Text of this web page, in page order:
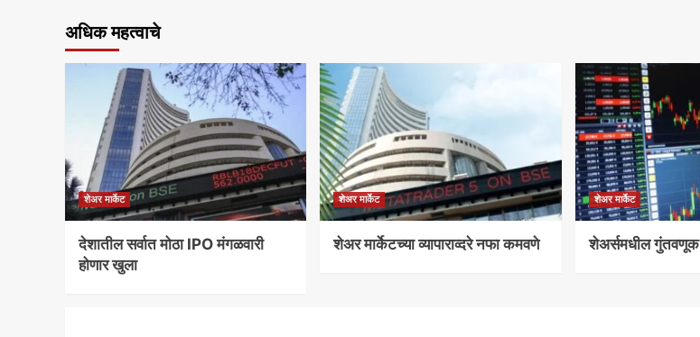
अधिक महत्वाचे
शेअर मार्केट
देशातील सर्वात मोठा IPO मंगळवारी
होणार खुला
शेअर मार्केट
शेअर मार्केटच्या व्यापाराव्दरे नफा कमवणे
शेअर मार्केट
शेअर्समधील गुंतवणूक